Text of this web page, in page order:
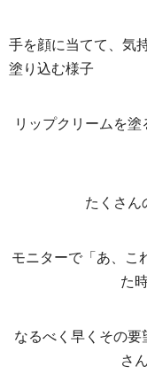
手を顔に当てて、気
塗り込む様子
リップクリームを
たくさん
モニターで「あ、こ
た
なるべく早くその要
さ